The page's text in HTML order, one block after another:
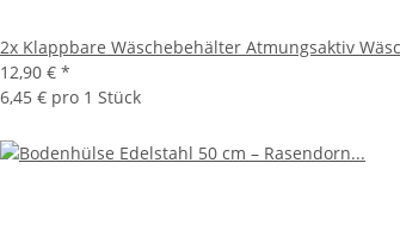
2x Klappbare Wäschebehälter Atmungsaktiv
12,90 € *
6,45 € pro 1 Stück